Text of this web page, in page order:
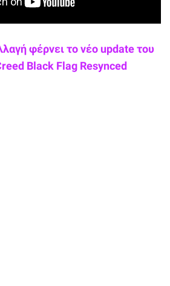
φέρνει το νέο update του
Black Flag Resynced